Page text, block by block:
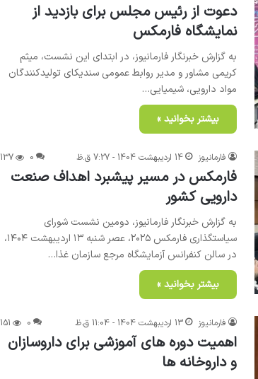
دعوت از رئیس مجلس برای بازدید از
نمایشگاه فارمکس
به گزارش خبرنگار فارمانیوز، در ابتدای این نشست، میثم
کریمی مشاور و مدیر روابط عمومی سندیکای تولیدکنندگان
مواد دارویی، شیمیایی…
بیشتر بخوانید »
فارمانیوز 14 اردیبهشت 1404 - 7:27 ق.ظ 0
137
فارمکس در مسیر پیشبرد اهداف صنعت
دارویی کشور
به گزارش خبرنگار فارمانیوز، دومین نشست شورای
سیاستگذاری فارمکس ۲۰۲۵، عصر شنبه ۱۳ اردیبهشت ۱۴۰۴،
در سالن کنفرانس آزمایشگاه مرجع سازمان غذا…
بیشتر بخوانید »
فارمانیوز 13 اردیبهشت 1404 - 11:04 ق.ظ 0
151
اهمیت دوره های آموزشی برای داروسازان
و داروخانه ها